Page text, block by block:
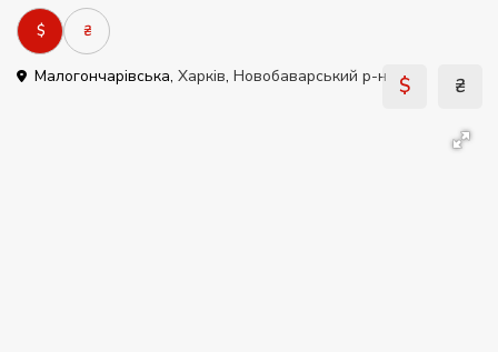
$ ₴
Малогончарівська, Харків, Новобаварський р-н $ ₴